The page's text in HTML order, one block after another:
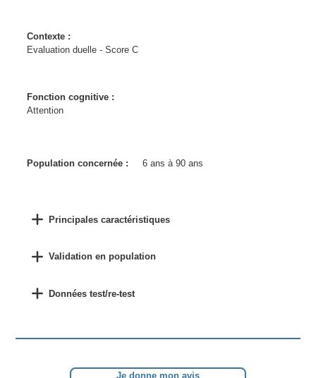
Contexte :
Evaluation duelle - Score C
Fonction cognitive :
Attention
Population concernée : 6 ans à 90 ans
Principales caractéristiques
Validation en population
Données test/re-test
Je donne mon avis